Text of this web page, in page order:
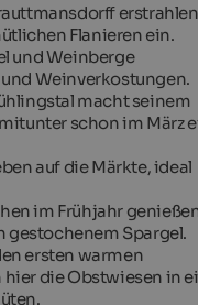
erstrahlen
Flanieren ein.
und Weinberge
Weinverkostungen.
macht seinem
schon im März
auf die Märkte, ideal
im Frühjahr
gestochenem Spargel.
ersten warmen
die Obstwiesen in